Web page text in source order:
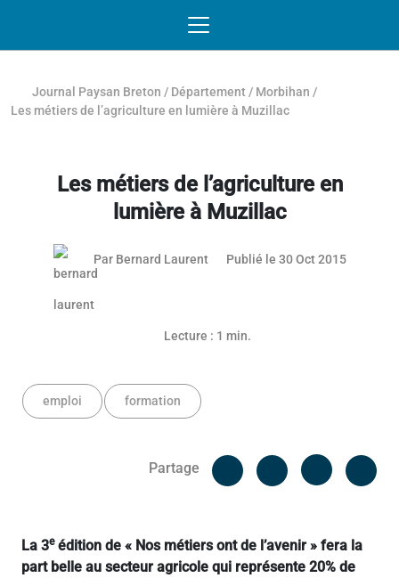
Journal Paysan Breton / Département / Morbihan /
Les métiers de l’agriculture en lumière à Muzillac
Les métiers de l’agriculture en
lumière à Muzillac
Par Bernard Laurent Publié le 30 Oct 201503 mai
Lecture : 1 min.
emploi formation
Partage
Facebook
La 3eédition de « Nos métiers ont de l’avenir » fera la
part belle au secteur agricole qui représente 20% de